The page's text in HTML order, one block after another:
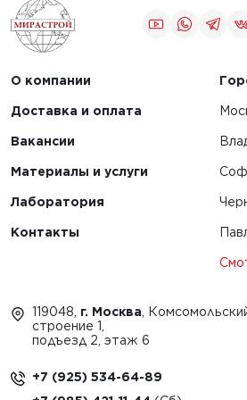
и их
О компании
Доставка и оплата
Вакансии
Материалы и услуги
Лаборатория
Контакты
119048, г. Москва ,
строение 1,
подъезд 2, этаж 6
+7 (925) 534-64-89